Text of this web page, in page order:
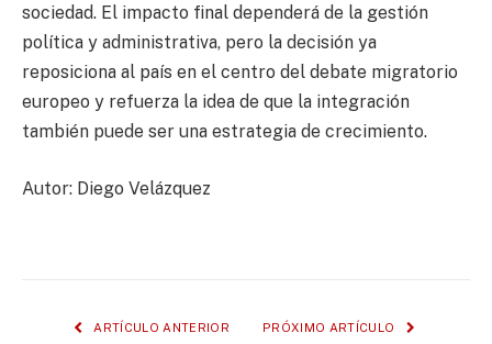
sociedad. El impacto final dependerá de la gestión
política y administrativa, pero la decisión ya
reposiciona al país en el centro del debate migratorio
europeo y refuerza la idea de que la integración
también puede ser una estrategia de crecimiento.
Autor: Diego Velázquez
ARTÍCULO ANTERIOR PRÓXIMO ARTÍCULO